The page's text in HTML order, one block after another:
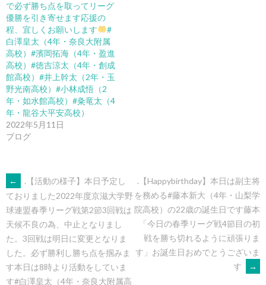
で必ず勝ち点を取ってリーグ
優勝を引き寄せます︎応援の
程、宜しくお願いします
#
白澤皇太（4年・奈良大附属
高校）#濱岡拓海（4年・盈進
高校）#徳吉涼太（4年・創成
館高校）#井上幹太（2年・玉
野光南高校）#小林成悟（2
年・如水館高校）#粂竜太（4
年・龍谷大平安高校）
2022年5月11日
ブログ
POST
NAVIGATION
←
.【活動の様子】本日予定し
ておりました2022年度京滋大学野
球連盟春季リーグ戦第2節3回戦は
天候不良の為、中止となりまし
た。3回戦は明日に変更となりま
した。必ず勝利し勝ち点を掴みま
す本日は8時より活動をしていま
す️#白澤皇太（4年・奈良大附属高
.【Happybirthday】本日は副主将
を務める#藤本新大（4年・山梨学
院高校）の22歳の誕生日です藤本
「今日の春季リーグ戦4節目の初
戦を勝ち切れるように頑張りま
す︎」お誕生日おめでとうございま
す
→